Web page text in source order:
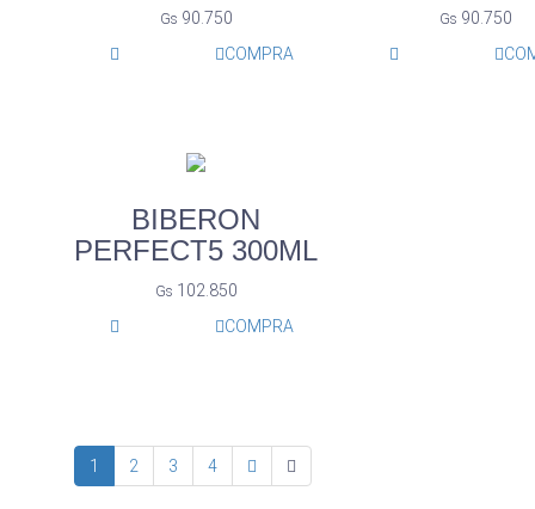
Gs 90.750
COMPRA
Gs 90.750
BIBERON
PERFECT5 300ML
Gs 102.850
COMPRA
1 2 3 4